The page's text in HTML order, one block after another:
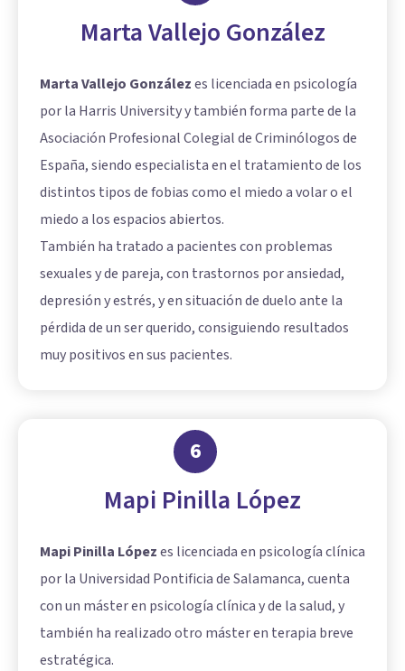
Marta Vallejo González
Marta Vallejo Gonzálezes licenciada en psicología
por la Harris University y también forma parte de la
Asociación Profesional Colegial de Criminólogos de
España, siendo especialista en el tratamiento de los
distintos tipos de fobias como el miedo a volar o el
miedo a los espacios abiertos.
También ha tratado a pacientes con problemas
sexuales y de pareja, con trastornos por ansiedad,
depresión y estrés, y en situación de duelo ante la
pérdida de un ser querido, consiguiendo resultados
muy positivos en sus pacientes.
6
Mapi Pinilla López
Mapi Pinilla Lópezes licenciada en psicología clínica
por la Universidad Pontificia de Salamanca, cuenta
con un máster en psicología clínica y de la salud, y
también ha realizado otro máster en terapia breve
estratégica.